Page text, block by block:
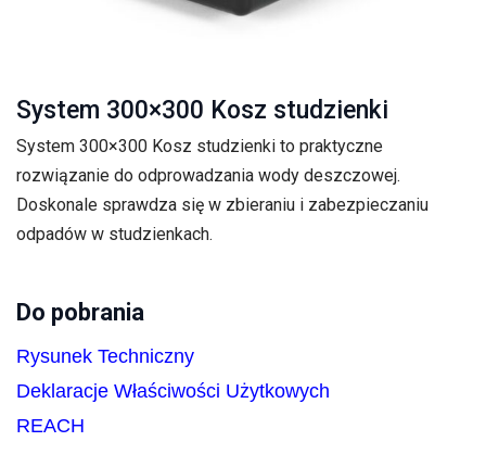
System 300×300 Kosz studzienki
System 300×300 Kosz studzienki to praktyczne
rozwiązanie do odprowadzania wody deszczowej.
Doskonale sprawdza się w zbieraniu i zabezpieczaniu
odpadów w studzienkach.
Do pobrania
Rysunek Techniczny
Deklaracje Właściwości Użytkowych
REACH